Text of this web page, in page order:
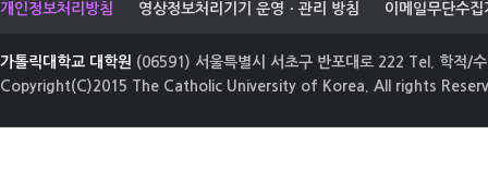
개인정보처리방침 영상정보처리기기 운영ㆍ관리 방침 이메일무단수집
가톨릭대학교 대학원 (06591) 서울특별시 서초구 반포대로 222 Tel. 학적/
Copyright(C)2015 The Catholic University of Korea. All rights